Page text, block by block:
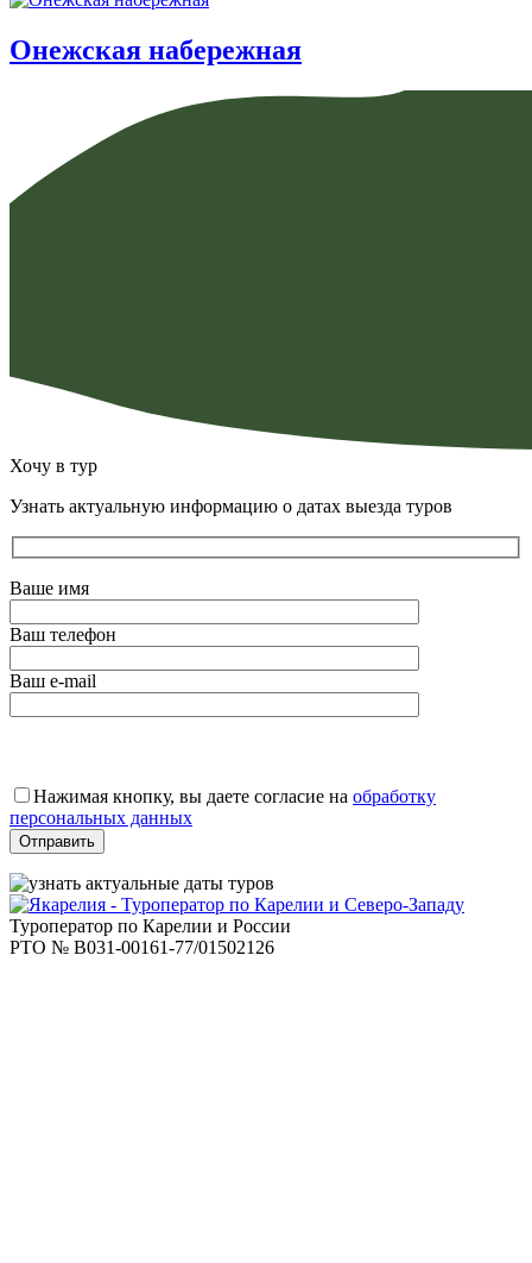
Онежская набережная
Хочу в тур
Узнать актуальную информацию о датах выезда туров
Ваше имя
Ваш телефон
Ваш e-mail
это
поле
пустым.
Нажимая кнопку, вы даете согласие на обработку
персональных данных
Туроператор по Карелии и России
РТО № В031-00161-77/01502126